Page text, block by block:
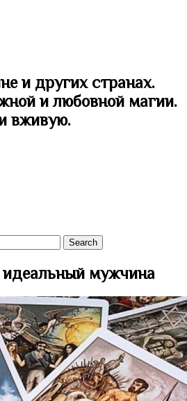
и других странах.
и любовной магии.
вживую.
мужчина